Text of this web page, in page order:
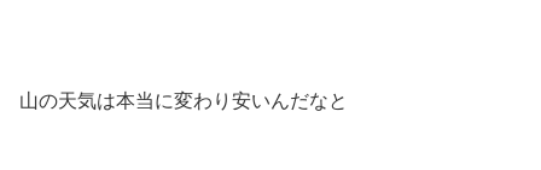
山の天気は本当に変わり安いんだなと